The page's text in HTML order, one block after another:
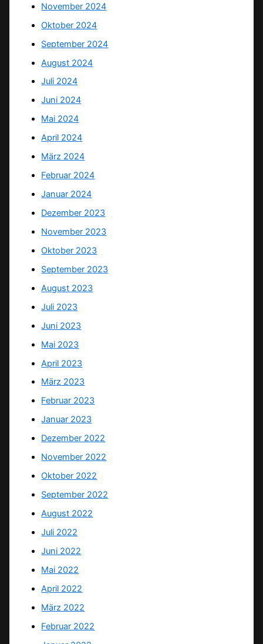
November 2024
Oktober 2024
September 2024
August 2024
Juli 2024
Juni 2024
Mai 2024
April 2024
März 2024
Februar 2024
Januar 2024
Dezember 2023
November 2023
Oktober 2023
September 2023
August 2023
Juli 2023
Juni 2023
Mai 2023
April 2023
März 2023
Februar 2023
Januar 2023
Dezember 2022
November 2022
Oktober 2022
September 2022
August 2022
Juli 2022
Juni 2022
Mai 2022
April 2022
März 2022
Februar 2022